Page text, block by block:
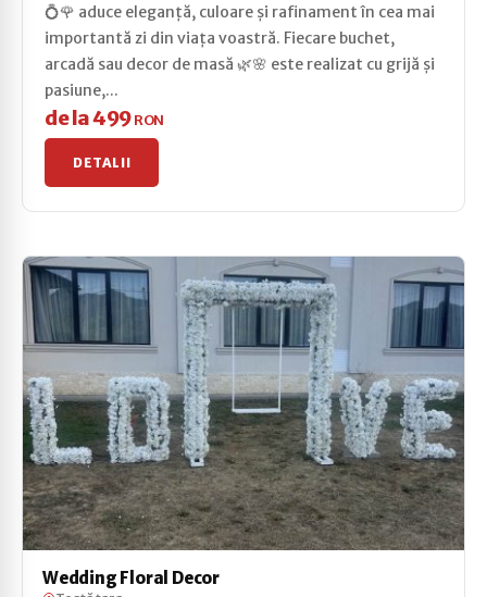
💍🌹 aduce eleganță, culoare și rafinament în cea mai
importantă zi din viața voastră. Fiecare buchet,
arcadă sau decor de masă 🌿🌸 este realizat cu grijă și
pasiune,...
de la 499RON
DETALII
Wedding Floral Decor